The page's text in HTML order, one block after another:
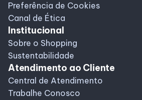
Preferência de Cookies
Canal de Ética
Institucional
Sobre o Shopping
Sustentabilidade
Atendimento ao Cliente
Central de Atendimento
Trabalhe Conosco